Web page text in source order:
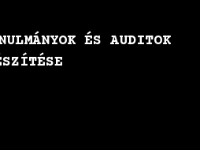
ÉS AUDITOK